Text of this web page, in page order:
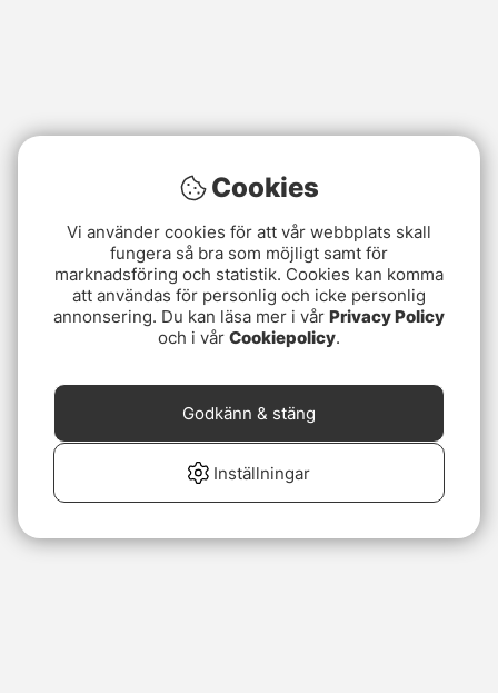
Cookies
Vi använder cookies för att vår webbplats skall
fungera så bra som möjligt samt för
marknadsföring och statistik. Cookies kan komma
att användas för personlig och icke personlig
annonsering. Du kan läsa mer i vår Privacy Policy
och i vår Cookiepolicy.
Inställningar
Godkänn & stäng